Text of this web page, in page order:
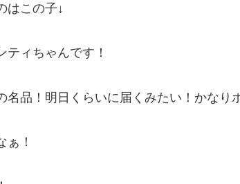
はこの子↓
ティちゃんです！
名品！明日くらいに届くみたい！かなり
ぁ！